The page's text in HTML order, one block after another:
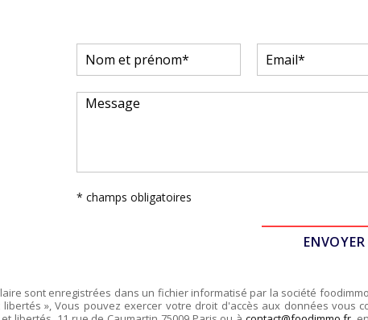
* champs obligatoires
sont enregistrées dans un fichier informatisé par la société foodimmo
», Vous pouvez exercer votre droit d'accès aux données vous